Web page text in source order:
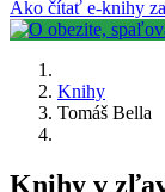
Ako čítať e-knihy
Knihy
Tomáš Bella
Knihy v